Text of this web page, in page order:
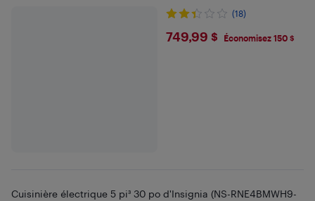
(18)
$749.99
749,99 $ Économisez 150 $
Cuisinière électrique 5 pi³ 30 po d'Insignia (NS-RNE4BMWH9-